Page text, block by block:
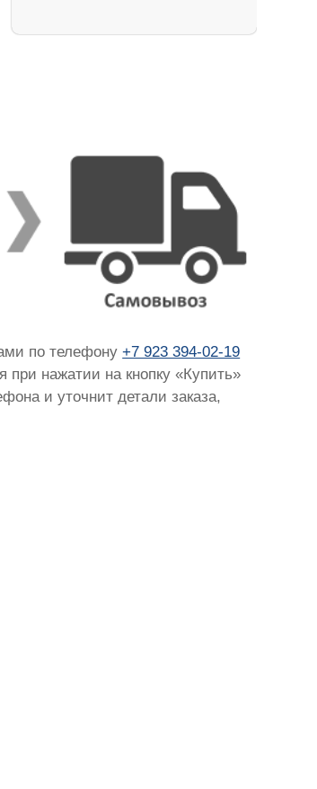
по телефону+7 923 394-02-19
при нажатии на кнопку «Купить»
и уточнит детали заказа,